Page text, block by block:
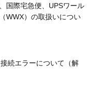
国際宅急便、UPSワール
WWX）の取扱いについ
続エラーについて（解